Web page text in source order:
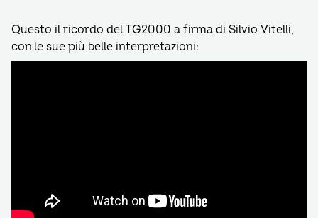
Questo il ricordo del TG2000 a firma di Silvio Vitelli,
con le sue più belle interpretazioni: